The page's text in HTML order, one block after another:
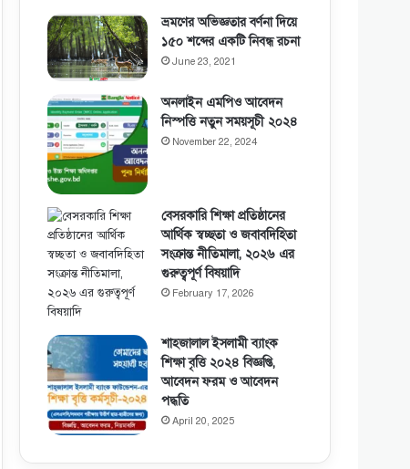
ভ্রমণের অভিজ্ঞতার বর্ণনা দিয়ে
১৫০ শব্দের একটি নিবন্ধ রচনা
June 23, 2021
অনলাইন এমপিও আবেদন
নিস্পত্তি নতুন সময়সূচী ২০২৪
November 22, 2024
বেসরকারি শিক্ষা প্রতিষ্ঠানের
আর্থিক স্বচ্ছতা ও জবাবদিহিতা
সংক্রান্ত নীতিমালা, ২০২৬ এর
গুরুত্বপূর্ণ বিষয়াদি
February 17, 2026
শাহজালাল ইসলামী ব্যাংক
শিক্ষা বৃত্তি ২০২৪ বিজ্ঞপ্তি,
আবেদন ফরম ও আবেদন
পদ্ধতি
April 20, 2025